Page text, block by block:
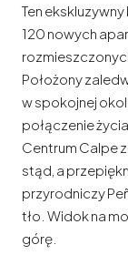
Ten
120 nowych
Położony
w spokojnej
połączenie
Centrum Calpe
stąd, a
przyrodniczy
tło. Widok na
górę.